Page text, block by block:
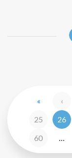
« ‹
25
26
60
…